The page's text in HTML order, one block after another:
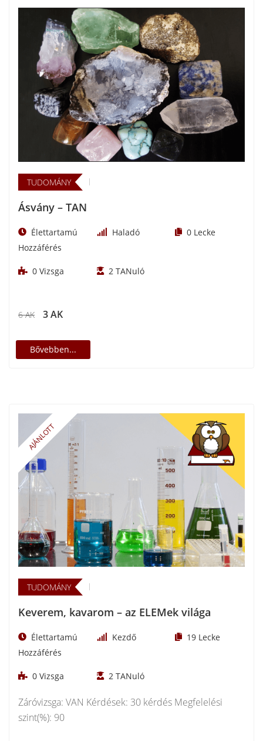
TUDOMÁNY
Ásvány – TAN
Élettartamú
Hozzáférés
Haladó 0 Lecke
0 Vizsga 2TANuló
6 AK 3 AK
Bővebben...
TUDOMÁNY
Keverem, kavarom – az ELEMek világa
Élettartamú
Hozzáférés
Kezdő 19 Lecke
0 Vizsga 2 TANuló
Záróvizsga: VAN Kérdések: 30 kérdés Megfelelési
szint(%): 90